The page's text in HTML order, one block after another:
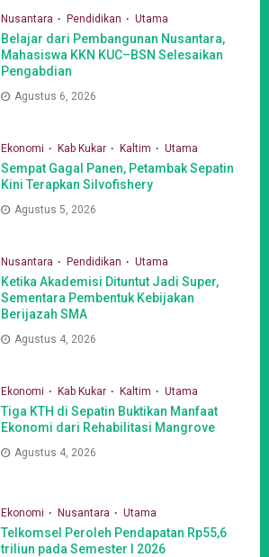
Nusantara Pendidikan Utama
Belajar dari Pembangunan Nusantara,
Mahasiswa KKN KUC–BSN Selesaikan
Pengabdian
Agustus 6, 2026
Ekonomi Kab Kukar Kaltim Utama
Sempat Gagal Panen, Petambak Sepatin
Kini Terapkan Silvofishery
Agustus 5, 2026
Nusantara Pendidikan Utama
Ketika Akademisi Dituntut Jadi Super,
Sementara Pembentuk Kebijakan
Berijazah SMA
Agustus 4, 2026
Ekonomi Kab Kukar Kaltim Utama
Tiga KTH di Sepatin Buktikan Manfaat
Ekonomi dari Rehabilitasi Mangrove
Agustus 4, 2026
Ekonomi Nusantara Utama
Telkomsel Peroleh Pendapatan Rp55,6
triliun pada Semester I 2026